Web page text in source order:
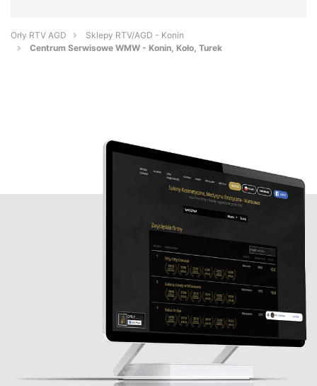
Orły RTV AGD
Sklepy RTV/AGD - Konin
Centrum Serwisowe WMW - Konin, Koło, Turek